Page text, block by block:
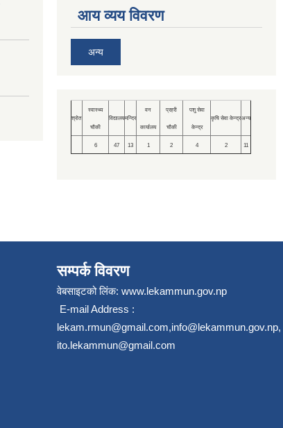
आय व्यय विवरण
अन्य
श्रोत
स्वास्थ्य
चौकी
विद्यालयमन्दिर
वन
कार्यालय
प्रहरी
चौकी
पशु सेवा
केन्द्र
कृषि सेवा केन्द्रअन्य
6 47 13 1 2 4 2 11
सम्पर्क विवरण
वेबसाइटको लिंक: www.lekammun.gov.np
E-mail Address :
lekam.rmun@gmail.com,info@lekammun.gov.np,
ito.lekammun@gmail.com